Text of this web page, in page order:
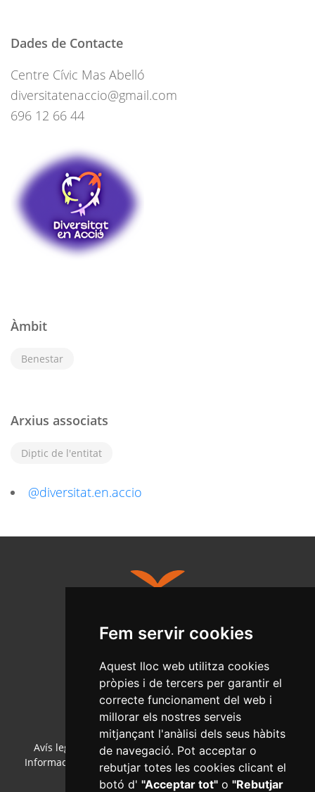
Fem servir cookies
Aquest lloc web utilitza cookies
pròpies i de tercers per garantir el
correcte funcionament del web i
millorar els nostres serveis
mitjançant l'anàlisi dels seus hàbits
de navegació. Pot acceptar o
rebutjar totes les cookies clicant el
botó d' "Acceptar tot"o "Rebutjar
Dades de Contacte
Centre Cívic Mas Abelló
diversitatenaccio@gmail.com
696 12 66 44
Àmbit
Benestar
Arxius associats
Diptic de l'entitat
@diversitat.en.accio
C/Ample, 13 - Tel. 977 010 040
www.reus.cat
salutpublica@reus.cat
Avís legal Política de cookies ·Política de privacitat
Informació bàsica RGPD·Accessibilitat ·Col·laboradors·
Mapa web·Configurar cookies